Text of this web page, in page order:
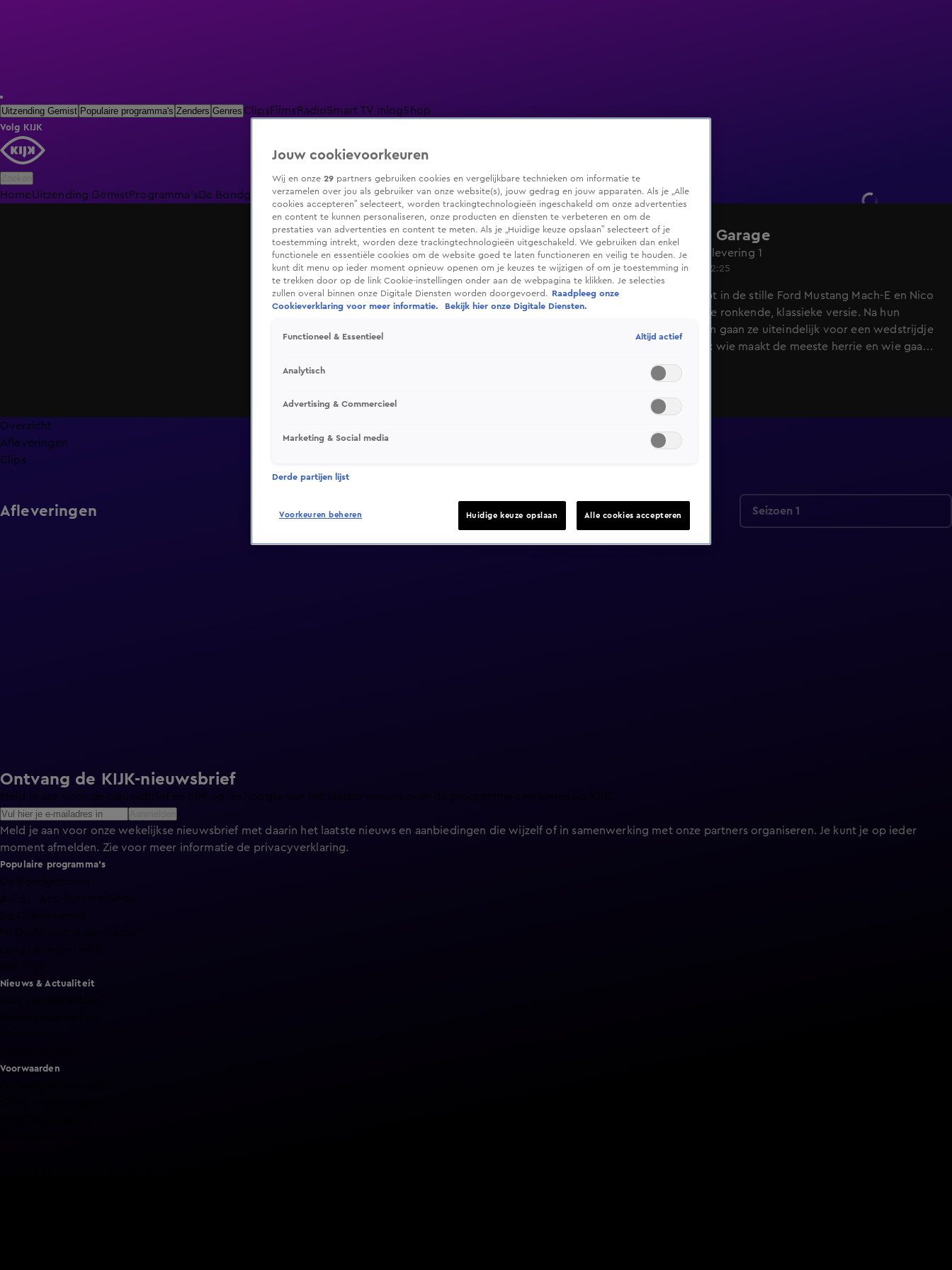
Uitzending Gemist Populaire programma's Zenders Genres ClipsFilms RadioSmart TV inlogShop
Volg KIJK
HomeUitzending GemistProgramma's De BondgenotenDe OranjezomerLivestreamsShop
Werners Garage
Seizoen 1, aflevering 1
4 feb 2022, 22:25
Werner stapt in de stille Ford Mustang Mach-E en Nico
kiest voor de ronkende, klassieke versie. Na hun
belevenissen gaan ze uiteindelijk voor een wedstrijdje
in de tunnel: wie maakt de meeste herrie en wie gaat
het hardst? Wat volgt is een knap staaltje scheurwerk
en veel lol.
Overzicht
Afleveringen
Clips
Afleveringen Seizoen 1
Ontvang de KIJK-nieuwsbrief
Meld je aan voor de nieuwsbrief en blijf op de hoogte van het laatste nieuws over de programma’s en series op KIJK.
Meld je aan voor onze wekelijkse nieuwsbrief met daarin het laatste nieuws en aanbiedingen die wijzelf of in samenwerking met onze partners organiseren. Je kunt je op ieder
moment afmelden. Zie voor meer informatie de privacyverklaring.
Populaire programma's
Nieuws & Actualiteit
Voorwaarden
Jouw cookievoorkeuren
Wij en onze 29 partners gebruiken cookies en vergelijkbare technieken om informatie te
verzamelen over jou als gebruiker van onze website(s), jouw gedrag en jouw apparaten. Als je „Alle
cookies accepteren” selecteert, worden trackingtechnologieën ingeschakeld om onze advertenties
en content te kunnen personaliseren, onze producten en diensten te verbeteren en om de
prestaties van advertenties en content te meten. Als je „Huidige keuze opslaan” selecteert of je
toestemming intrekt, worden deze trackingtechnologieën uitgeschakeld. We gebruiken dan enkel
functionele en essentiële cookies om de website goed te laten functioneren en veilig te houden. Je
kunt dit menu op ieder moment opnieuw openen om je keuzes te wijzigen of om je toestemming in
te trekken door op de link Cookie-instellingen onder aan de webpagina te klikken. Je selecties
zullen overal binnen onze Digitale Diensten worden doorgevoerd.
Raadpleeg onze
Cookieverklaring voor meer informatie.
Bekijk hier onze Digitale Diensten.
Functioneel & Essentieel Altijd actief
Analytisch
Advertising & Commercieel
Marketing & Social media
Derde partijen lijst
Voorkeuren beheren Huidige keuze opslaan Alle cookies accepteren